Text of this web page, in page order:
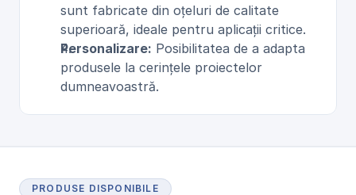
sunt fabricate din oțeluri de calitate
superioară, ideale pentru aplicații critice.
Personalizare: Posibilitatea de a adapta
produsele la cerințele proiectelor
dumneavoastră.
PRODUSE DISPONIBILE